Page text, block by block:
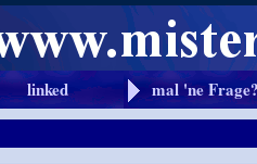
linked
mal 'ne